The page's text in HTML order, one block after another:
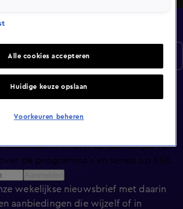
nieuwsbrief
nieuwsbrief en blijf op de hoogte van
de programma’s en series op KIJK.
wekelijkse nieuwsbrief met daarin
aanbiedingen die wijzelf of in
Alle cookies accepteren
Huidige keuze opslaan
Voorkeuren beheren